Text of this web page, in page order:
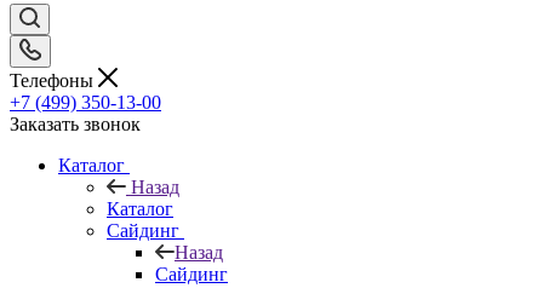
Телефоны
+7 (499) 350-13-00
Заказать звонок
Каталог
Назад
Каталог
Сайдинг
Назад
Сайдинг